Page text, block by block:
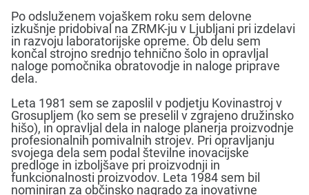
Po odsluženem vojaškem roku sem delovne
izkušnje pridobival na ZRMK-ju v Ljubljani pri izdelavi
in razvoju laboratorijske opreme. Ob delu sem
končal strojno srednjo tehnično šolo in opravljal
naloge pomočnika obratovodje in naloge priprave
dela.
Leta 1981 sem se zaposlil v podjetju Kovinastroj v
Grosupljem (ko sem se preselil v zgrajeno družinsko
hišo), in opravljal dela in naloge planerja proizvodnje
profesionalnih pomivalnih strojev. Pri opravljanju
svojega dela sem podal številne inovacijske
predloge in izboljšave pri proizvodnji in
funkcionalnosti proizvodov. Leta 1984 sem bil
nominiran za občinsko nagrado za inovativne